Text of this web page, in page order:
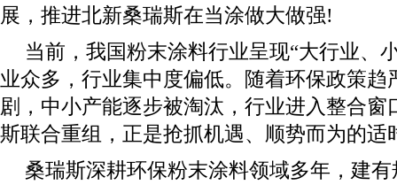
展，推进北新桑瑞斯在当涂做大做强!
当前，我国粉末涂料行业呈现“大行业、
业众多，行业集中度偏低。随着环保政策趋
剧，中小产能逐步被淘汰，行业进入整合窗
斯联合重组，正是抢抓机遇、顺势而为的适
桑瑞斯深耕环保粉末涂料领域多年，建